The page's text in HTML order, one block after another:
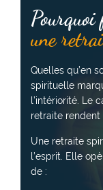
une
Quelles qu’en
spirituelle
l’intériorité. Le
retraite rendent
Une retraite
l’esprit. Elle
de :